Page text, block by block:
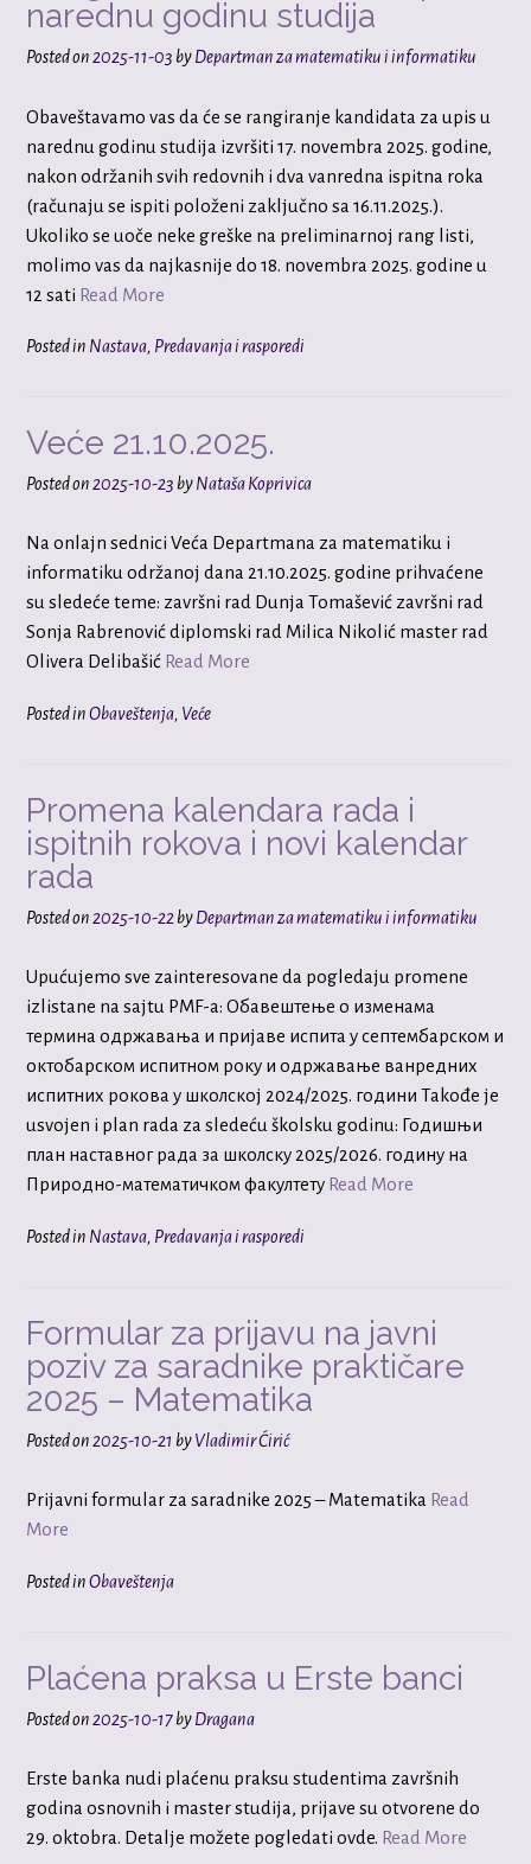
narednu godinu studija
Posted on2025-11-03byDepartman za matematiku i informatiku
Obaveštavamo vas da će se rangiranje kandidata za upis u
narednu godinu studija izvršiti 17. novembra 2025. godine,
nakon održanih svih redovnih i dva vanredna ispitna roka
(računaju se ispiti položeni zaključno sa 16.11.2025.).
Ukoliko se uoče neke greške na preliminarnoj rang listi,
molimo vas da najkasnije do 18. novembra 2025. godine u
12 sati Read More
Posted in Nastava, Predavanja i rasporedi
Veće 21.10.2025.
Posted on2025-10-23byNataša Koprivica
Na onlajn sednici Veća Departmana za matematiku i
informatiku održanoj dana 21.10.2025. godine prihvaćene
su sledeće teme: završni rad Dunja Tomašević završni rad
Sonja Rabrenović diplomski rad Milica Nikolić master rad
Olivera Delibašić Read More
Posted inObaveštenja, Veće
Promena kalendara rada i
ispitnih rokova i novi kalendar
rada
Posted on2025-10-22byDepartman za matematiku i informatiku
Upućujemo sve zainteresovane da pogledaju promene
izlistane na sajtu PMF-a: Обавештење о изменама
термина одржавања и пријаве испита у септембарском и
октобарском испитном року и одржавање ванредних
испитних рокова у школској 2024/2025. години Takođe je
usvojen i plan rada za sledeću školsku godinu: Годишњи
план наставног рада за школску 2025/2026. годину на
Природно-математичком факултету Read More
Posted in Nastava, Predavanja i rasporedi
Formular za prijavu na javni
poziv za saradnike praktičare
2025 – Matematika
Posted on2025-10-21 byVladimir Ćirić
Prijavni formular za saradnike 2025 – Matematika Read
More
Posted inObaveštenja
Plaćena praksa u Erste banci
Posted on2025-10-17byDragana
Erste banka nudi plaćenu praksu studentima završnih
godina osnovnih i master studija, prijave su otvorene do
29. oktobra. Detalje možete pogledati ovde. Read More